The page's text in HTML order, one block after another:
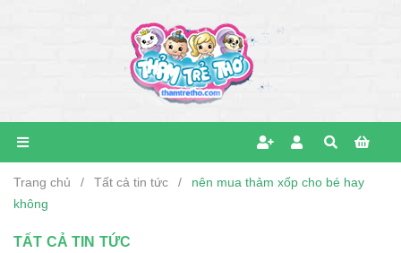
Trang chủ / Tất cả tin tức /
nên mua thảm xốp cho bé hay
không
TẤT CẢ TIN TỨC